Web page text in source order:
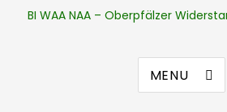
BI WAA NAA – Oberpfälzer
MENU